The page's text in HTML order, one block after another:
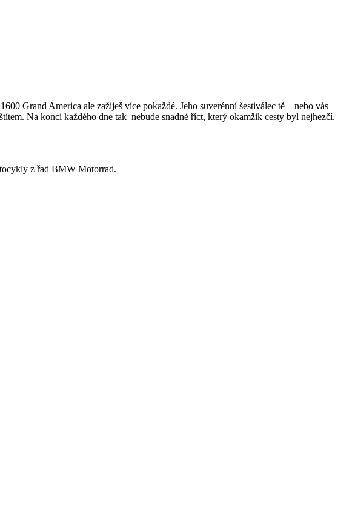
Grand America ale zažiješ více pokaždé. Jeho suverénní šestiválec tě – nebo vás –
Na konci každého dne tak nebude snadné říct, který okamžik cesty byl nejhezčí.
z řad BMW Motorrad.